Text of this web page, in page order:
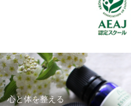
スクールの特
心と体を整える